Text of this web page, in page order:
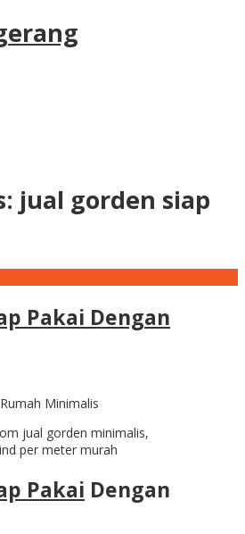
jual gorden siap
Pakai Dengan
jual gorden minimalis,
per meter murah
Pakai Dengan